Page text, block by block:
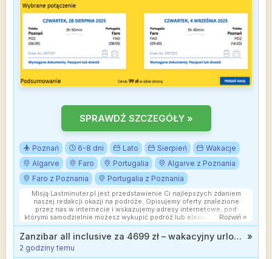
SPRAWDŹ SZCZEGÓŁY »
Poznań 6-8 dni Lato Sierpień
Wakacje
Algarve
Faro Portugalia
Algarve z Poznania
Faro z Poznania
Portugalia z Poznania
Misją Lastminuter.pl jest przedstawienie Ci najlepszych zdaniem
naszej redakcji okazji na podróże. Opisujemy oferty znalezione
przez nas w internecie i wskazujemy adresy internetowe, pod
którymi samodzielnie możesz wykupić podróż lub elementy podróży.
Ceny w artykułach są aktualne w chwili publikacji. Możemy
otrzymywać wynagrodzenie od partnerów handlowych, do których
Cię przekierowujemy. Nie ma to wpływu na cenę Twojej wycieczki.
Rozwiń »
Zanzibar all inclusive za 4699 zł – wakacyjny urlop marzeń w luksusowym 5* SBH Kilindini przy plaży »
2 godziny temu